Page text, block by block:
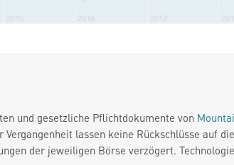
und gesetzliche Pflichtdokumente von
Vergangenheit lassen keine Rückschlüsse auf
der jeweiligen Börse verzögert.